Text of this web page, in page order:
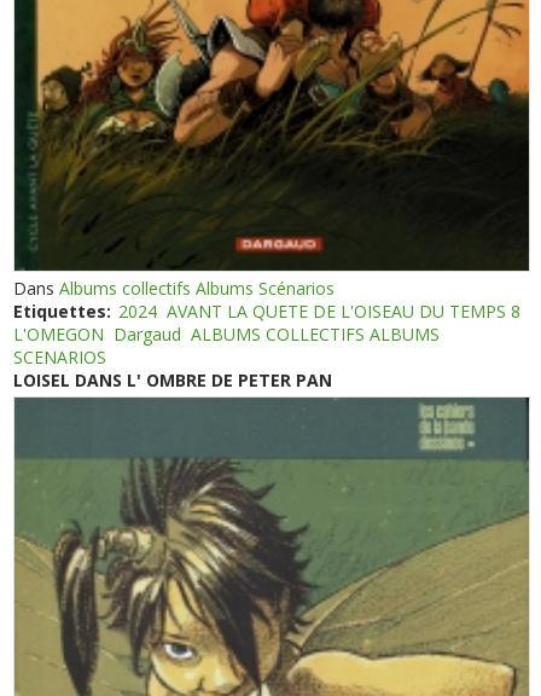
DansAlbums collectifs Albums Scénarios
Etiquettes: 2024 AVANT LA QUETE DE L'OISEAU DU TEMPS 8
L'OMEGON Dargaud ALBUMS COLLECTIFS ALBUMS
SCENARIOS
LOISEL DANS L' OMBRE DE PETER PAN